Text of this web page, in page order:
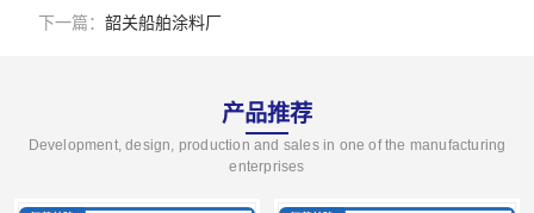
下一篇： 韶关船舶涂料厂
产品推荐
Development, design, production and sales in one of the manufacturing
enterprises